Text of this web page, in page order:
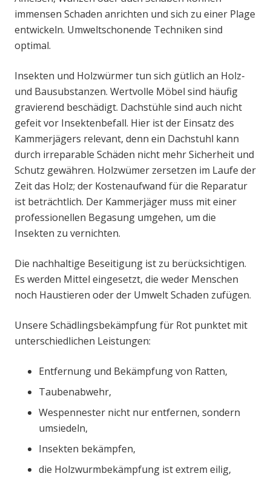
immensen Schaden anrichten und sich zu einer Plage
entwickeln. Umweltschonende Techniken sind
optimal.
Insekten und Holzwürmer tun sich gütlich an Holz-
und Bausubstanzen. Wertvolle Möbel sind häufig
gravierend beschädigt. Dachstühle sind auch nicht
gefeit vor Insektenbefall. Hier ist der Einsatz des
Kammerjägers relevant, denn ein Dachstuhl kann
durch irreparable Schäden nicht mehr Sicherheit und
Schutz gewähren. Holzwümer zersetzen im Laufe der
Zeit das Holz; der Kostenaufwand für die Reparatur
ist beträchtlich. Der Kammerjäger muss mit einer
professionellen Begasung umgehen, um die
Insekten zu vernichten.
Die nachhaltige Beseitigung ist zu berücksichtigen.
Es werden Mittel eingesetzt, die weder Menschen
noch Haustieren oder der Umwelt Schaden zufügen.
Unsere Schädlingsbekämpfung für Rot punktet mit
unterschiedlichen Leistungen:
Entfernung und Bekämpfung von Ratten,
Taubenabwehr,
Wespennester nicht nur entfernen, sondern
umsiedeln,
Insekten bekämpfen,
die Holzwurmbekämpfung ist extrem eilig,